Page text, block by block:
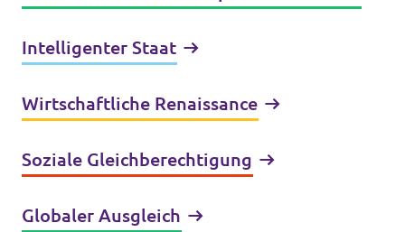
Intelligenter Staat
Wirtschaftliche Renaissance
Soziale Gleichberechtigung
Globaler Ausgleich